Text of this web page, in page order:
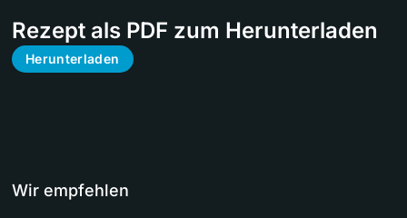
Rezept als PDF zum Herunterladen
Herunterladen
Wir empfehlen